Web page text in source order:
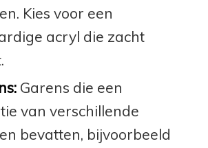
Kies voor een
acryl die zacht
Garens die een
van verschillende
bevatten, bijvoorbeeld